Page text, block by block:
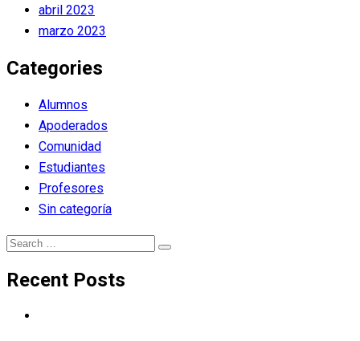
abril 2023
marzo 2023
Categories
Alumnos
Apoderados
Comunidad
Estudiantes
Profesores
Sin categoría
Search
Search
Recent Posts